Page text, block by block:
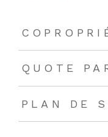
QUOTE
PLAN DE